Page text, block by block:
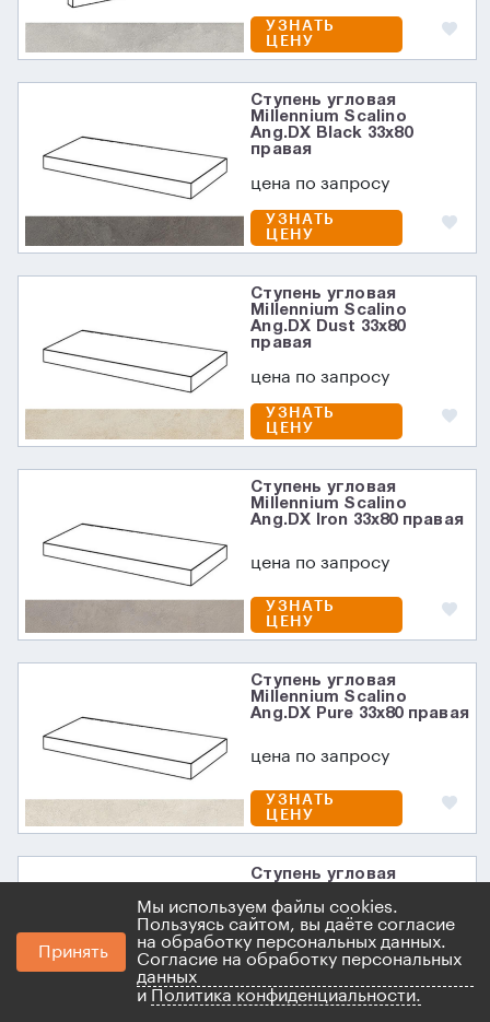
УЗНАТЬ
ЦЕНУ
Ступень угловая
Millennium Scalino
Ang.DX Black 33x80
правая
цена по запросу
УЗНАТЬ
ЦЕНУ
Ступень угловая
Millennium Scalino
Ang.DX Dust 33x80
правая
цена по запросу
УЗНАТЬ
ЦЕНУ
Ступень угловая
Millennium Scalino
Ang.DX Iron 33x80 правая
цена по запросу
УЗНАТЬ
ЦЕНУ
Ступень угловая
Millennium Scalino
Ang.DX Pure 33x80 правая
цена по запросу
УЗНАТЬ
ЦЕНУ
Ступень угловая
Ang.DX Silver 33x80
правая
цена по запросу
УЗНАТЬ
ЦЕНУ
Принять
Мы используем файлы cookies.
Пользуясь сайтом, вы даёте согласие
на обработку персональных данных.
Согласие на обработку персональных
данных
и Политика конфиденциальности.